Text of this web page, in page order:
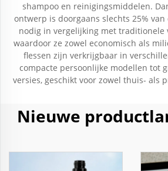
shampoo en reinigingsmiddelen.
ontwerp is doorgaans slechts 25%
nodig in vergelijking met traditionele
waardoor ze zowel economisch als
flessen zijn verkrijgbaar in
compacte persoonlijke modellen tot
versies, geschikt voor zowel thuis- als
Nieuwe